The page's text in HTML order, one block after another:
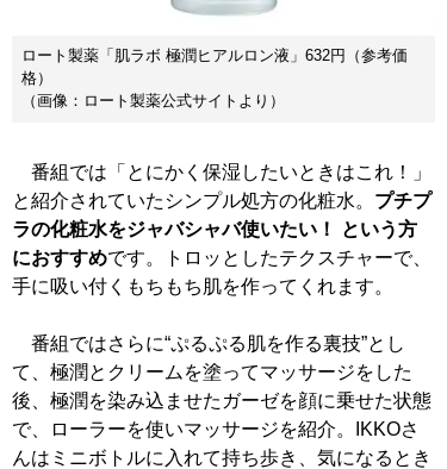
ロート製薬「肌ラボ 極潤ヒアルロン液」632円（参考価
格）
（画像：ロート製薬公式サイトより）
番組では「とにかく保湿したいときはこれ！」
と紹介されていたシンプル処方の化粧水。 プチプ
ラの化粧水をジャバシャバ使いたい！ という方
におすすめです。トロッとしたテクスチャーで、
手に吸い付くもちもち肌を作ってくれます。
番組ではさらに“ぷるぷる肌を作る裏技”とし
て、極潤とクリームを塗ってマッサージをした
後、極潤を染み込ませたガーゼを顔に乗せた状態
で、ローラーを使いマッサージを紹介。IKKOさ
んはミニボトルに入れて持ち歩き、気になるとき